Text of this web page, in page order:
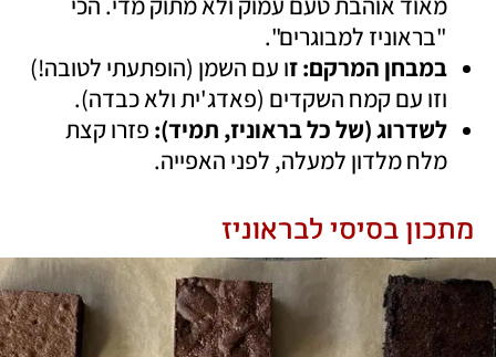
"בראוניז למבוגרים".
במבחן המרקם: ז
וזו עם קמח השקדים (פאדג'ית ולא כבדה).
לשדרוג (של כל בראוניז, תמיד):
מלח מלדון למעלה, לפני האפייה.
מתכון בסיסי לבראוניז